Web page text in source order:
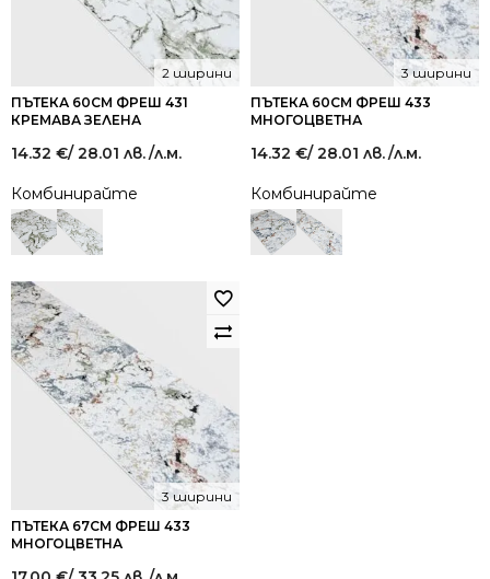
ПЪТЕКА 60СМ ФРЕШ 431
КРЕМАВА ЗЕЛЕНА
2 ширини
14.32 €/ 28.01 лв./л.м.
Комбинирайте
ПЪТЕКА 60СМ ФРЕШ 433
МНОГОЦВЕТНА
3 ширини
14.32 €/ 28.01 лв./л.м.
Комбинирайте
ПЪТЕКА 67СМ ФРЕШ 433
МНОГОЦВЕТНА
3 ширини